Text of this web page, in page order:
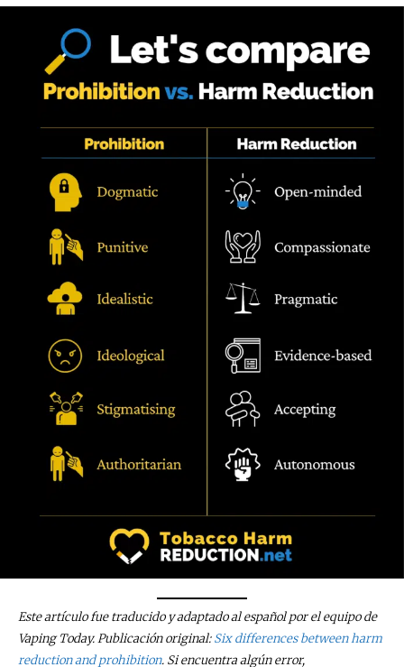
recibe todas las noticias del vapeo y la
reducción de daños en tu correo
electrónico.
receive all the news of vaping and
tobacco harm reduction in your email.
SUBSCRIBIRSE
Este artículo fue traducido y adaptado al español por el equipo de
Vaping Today. Publicación original:Six differences between harm
reduction and prohibition. Si encuentra algún error,